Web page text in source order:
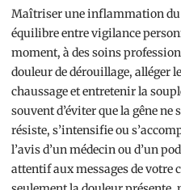
Maîtriser une inflammation du
équilibre entre vigilance
moment, à des soins
douleur de dérouillage, alléger
chaussage et entretenir la
souvent d’éviter que la gêne ne
résiste, s’intensifie ou
l’avis d’un médecin ou d’un
attentif aux messages de votre